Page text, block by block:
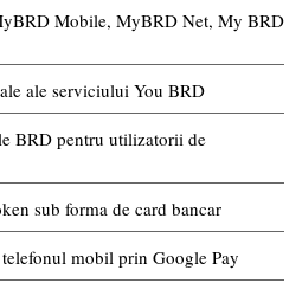
Mobile, MyBRD Net, My BRD
ale serviciului You BRD
BRD pentru utilizatorii de
sub forma de card bancar
mobil prin Google Pay